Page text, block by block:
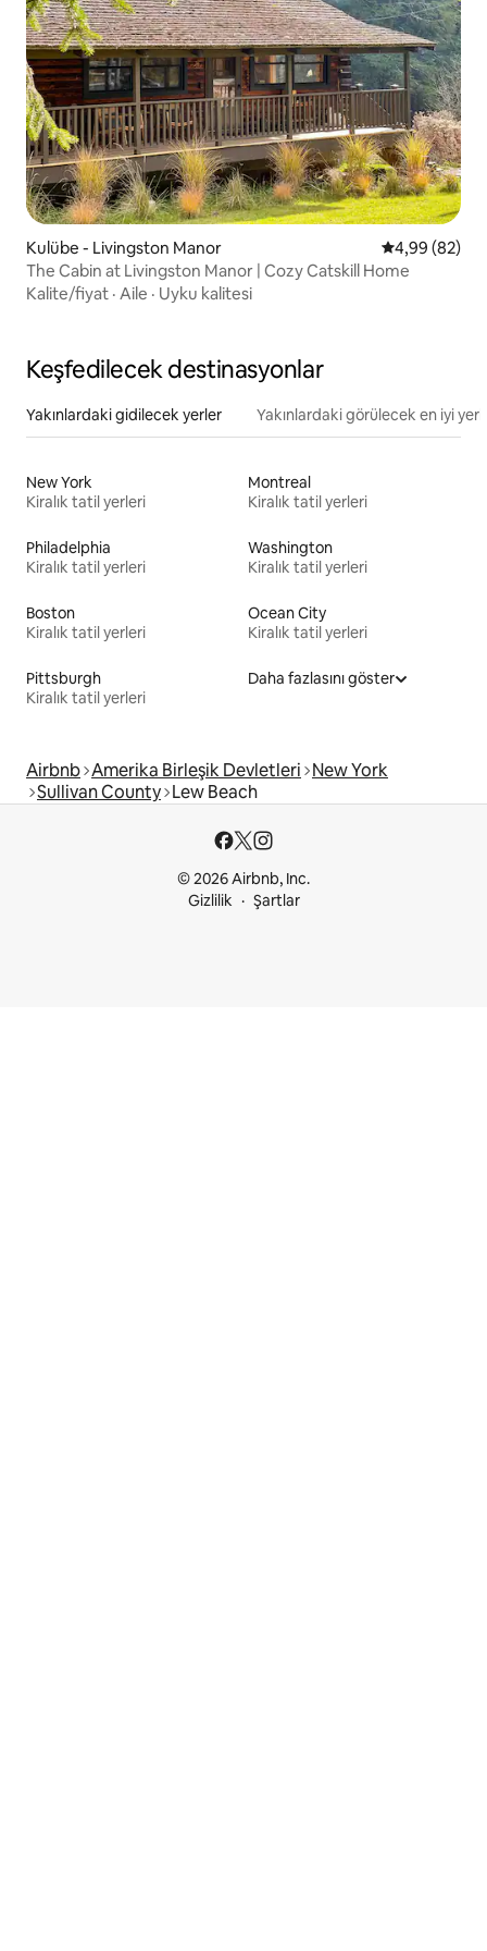
Kulübe - Livingston Manor 5 üzerinden
4,99 (82)
The Cabin at Livingston Manor | Cozy Catskill Home
Kalite/fiyat · Aile · Uyku kalitesi
Keşfedilecek destinasyonlar
Yakınlardaki gidilecek yerler Yakınlardaki görülecek en iyi
New York
Kiralık tatil yerleri
Montreal
Kiralık tatil yerleri
Philadelphia
Kiralık tatil yerleri
Washington
Kiralık tatil yerleri
Boston
Kiralık tatil yerleri
Ocean City
Kiralık tatil yerleri
Pittsburgh
Kiralık tatil yerleri
Daha fazlasını göster
Airbnb Amerika Birleşik Devletleri New York
Sullivan County Lew Beach
© 2026 Airbnb, Inc.
Gizlilik
Şartlar